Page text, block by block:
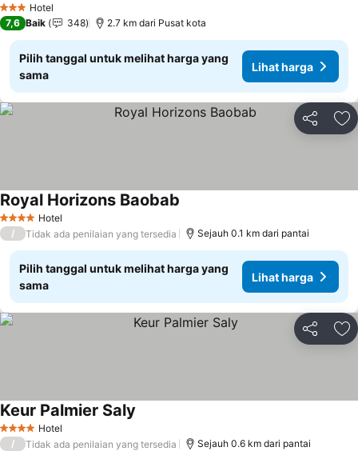
3 BintangHotel
7,6 Baik 348 2.7 km dari Pusat kota
Pilih tanggal untuk melihat harga yang
sama
Lihat harga
Bagikan
4 BintangHotel
Royal Horizons Baobab
/ Tidak ada penilaian yang tersedia Sejauh 0.1 km dari pantai
Pilih tanggal untuk melihat harga yang
sama
Lihat harga
Bagikan
4 BintangHotel
Keur Palmier Saly
/ Tidak ada penilaian yang tersedia Sejauh 0.6 km dari pantai